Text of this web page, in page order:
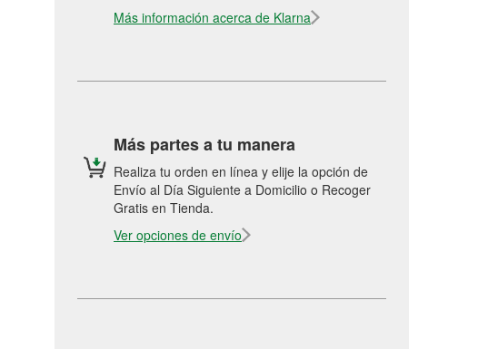
Más información acerca de Klarna
Más partes a tu manera
Realiza tu orden en línea y elije la opción de
Envío al Día Siguiente a Domicilio o Recoger
Gratis en Tienda.
Ver opciones de envío